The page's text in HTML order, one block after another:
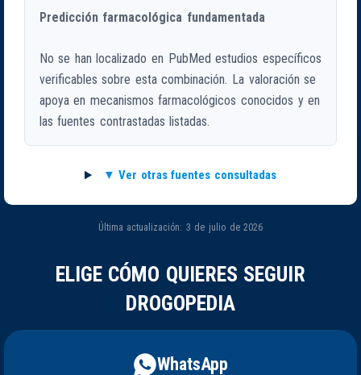
Predicción farmacológica fundamentada
No se han localizado en PubMed estudios específicos
verificables sobre esta combinación. La valoración se
apoya en mecanismos farmacológicos conocidos y en
las fuentes contrastadas listadas.
Ver otras fuentes consultadas
Última actualización: 3 de julio de 2026
ELIGE CÓMO QUIERES SEGUIR
DROGOPEDIA
WhatsApp